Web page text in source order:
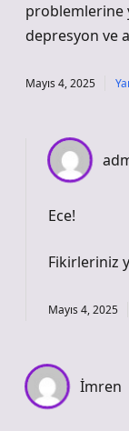
problemlerine
depresyon ve
Mayıs 4, 2025
Ece!
Fikirleriniz
Mayıs 4, 2025
İmren